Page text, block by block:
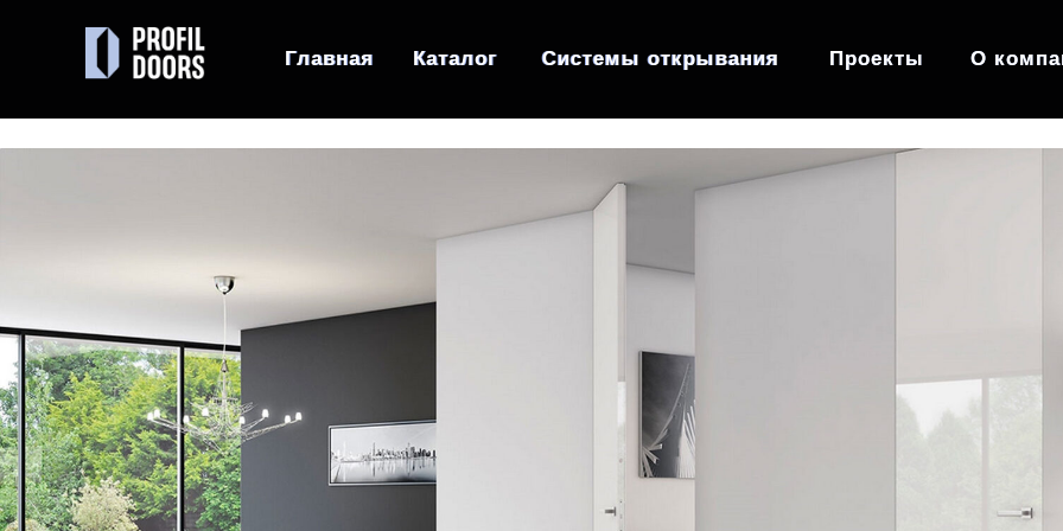
О
О
Проекты
Проекты
Системы открывания
Системы открывания
Главная
Главная Каталог
Каталог